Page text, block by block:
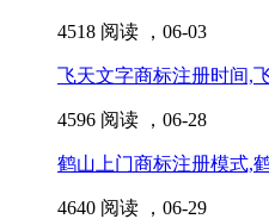
4518 阅读 ， 06-03
飞天文字商标注册时间,
4596 阅读 ， 06-28
鹤山上门商标注册模式,
4640 阅读 ， 06-29